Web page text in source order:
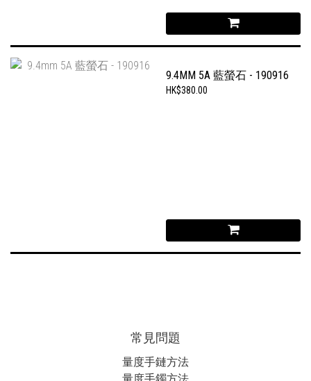
9.4MM 5A 藍螢石 - 190916
HK$380.00
常見問題
量度手鏈方法